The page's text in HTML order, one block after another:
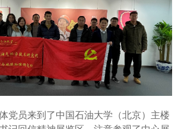
党员来到了中国石油大学（北京）主楼